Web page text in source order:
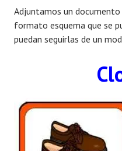
Adjuntamos un documento
formato esquema que se
puedan seguirlas de un